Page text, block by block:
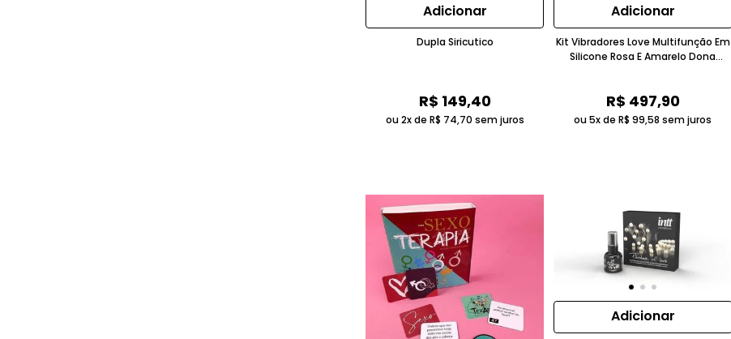
Adicionar
Dupla Siricutico
R$ 149,40
ou 2x de R$ 74,70 sem juros
Adicionar
Kit Vibradores Love Multifunção Em
Silicone Rosa E Amarelo Dona
R$ 497,90
ou 5x deR$ 99,58 sem juros
Adicionar